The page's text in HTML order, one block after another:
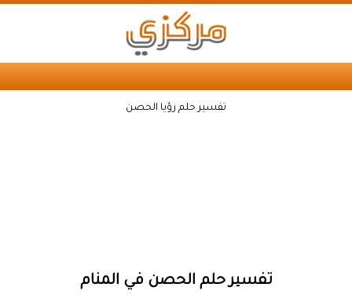
تفسير حلم رؤيا الحصن
تفسير حلم الحصن في المنام